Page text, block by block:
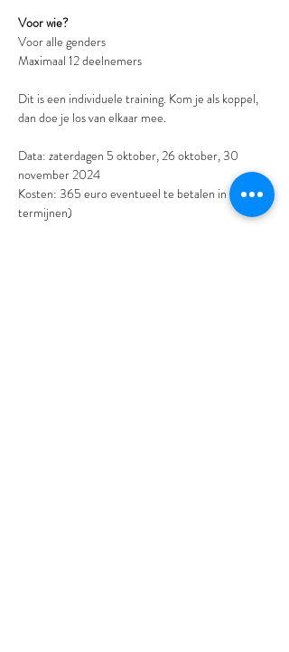
Voor wie?
Voor alle genders
Maximaal 12 deelnemers
Dit is een individuele training. Kom je als koppel,
dan doe je los van elkaar mee.
Data: zaterdagen 5 oktober, 26 oktober, 30
november 2024
Kosten: 365 euro eventueel te betalen in
termijnen)